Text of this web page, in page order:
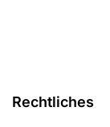
Rechtliches